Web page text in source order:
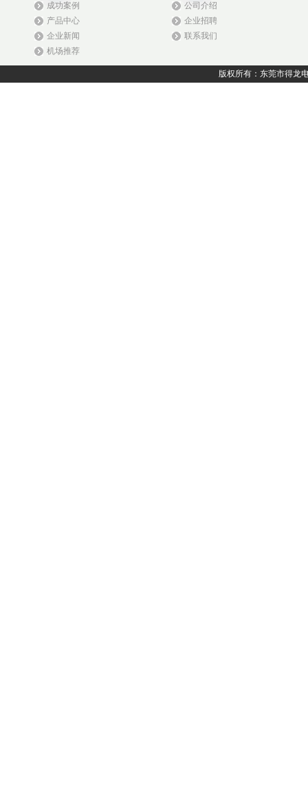
成功案例
产品中心
企业新闻
机场推荐
公司介绍
企业招聘
联系我们
版权所有：东莞市得龙